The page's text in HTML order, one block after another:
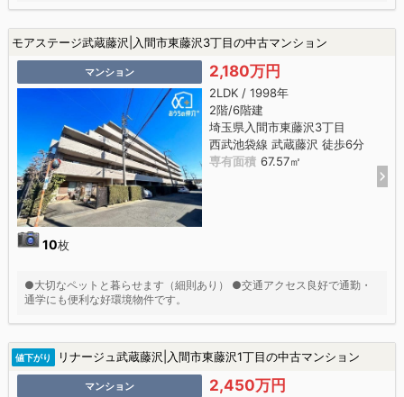
モアステージ武蔵藤沢|入間市東藤沢3丁目の中古マンション
マンション
10枚
2,180万円
2LDK / 1998年
2階/6階建
埼玉県入間市東藤沢3丁目
西武池袋線 武蔵藤沢 徒歩6分
専有面積 67.57㎡
●大切なペットと暮らせます（細則あり） ●交通アクセス良好で通勤・
通学にも便利な好環境物件です。
値下がり リナージュ武蔵藤沢|入間市東藤沢1丁目の中古マンション
マンション 2,450万円